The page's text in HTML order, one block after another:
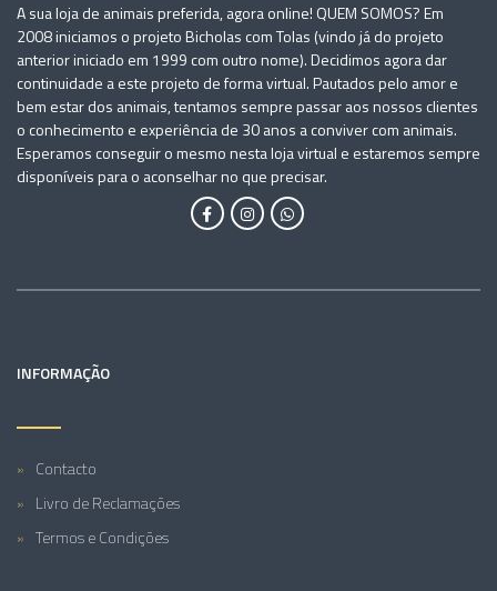
A sua loja de animais preferida, agora online! QUEM SOMOS? Em
2008 iniciamos o projeto Bicholas com Tolas (vindo já do projeto
anterior iniciado em 1999 com outro nome). Decidimos agora dar
continuidade a este projeto de forma virtual. Pautados pelo amor e
bem estar dos animais, tentamos sempre passar aos nossos clientes
o conhecimento e experiência de 30 anos a conviver com animais.
Esperamos conseguir o mesmo nesta loja virtual e estaremos sempre
disponíveis para o aconselhar no que precisar.
INFORMAÇÃO
Contacto
Livro de Reclamações
Termos e Condições